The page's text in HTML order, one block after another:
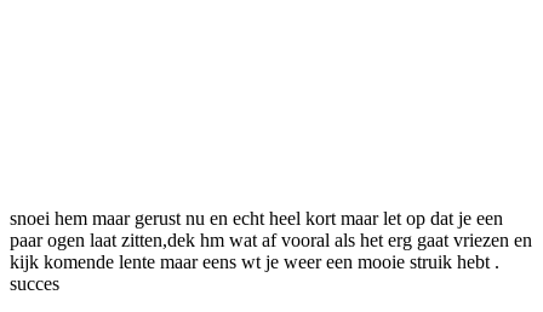
snoei hem maar gerust nu en echt heel kort maar let op dat je een
paar ogen laat zitten,dek hm wat af vooral als het erg gaat vriezen en
kijk komende lente maar eens wt je weer een mooie struik hebt .
succes